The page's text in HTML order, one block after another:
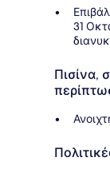
31
Πισίνα,